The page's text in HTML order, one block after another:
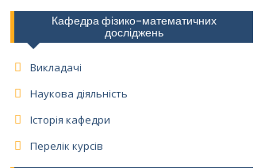
Кафедра фізико-математичних
досліджень
Викладачі
Наукова діяльність
Історія кафедри
Перелік курсів